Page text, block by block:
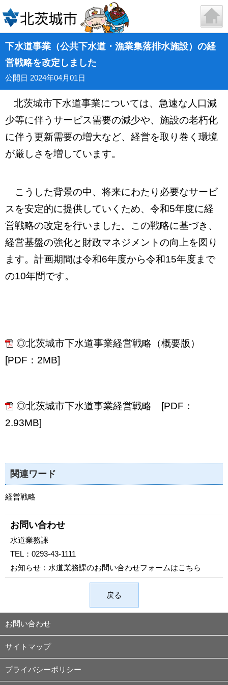
下水道事業（公共下水道・漁業集落排水施設）の経
営戦略を改定しました
公開日 2024年04月01日
北茨城市下水道事業については、急速な人口減
少等に伴うサービス需要の減少や、施設の老朽化
に伴う更新需要の増大など、経営を取り巻く環境
が厳しさを増しています。
こうした背景の中、将来にわたり必要なサービ
スを安定的に提供していくため、令和5年度に経
営戦略の改定を行いました。この戦略に基づき、
経営基盤の強化と財政マネジメントの向上を図り
ます。計画期間は令和6年度から令和15年度まで
の10年間です。
◎北茨城市下水道事業経営戦略（概要版）
[PDF：2MB]
◎北茨城市下水道事業経営戦略 [PDF：
2.93MB]
関連ワード
経営戦略
お問い合わせ
水道業務課
TEL： 0293-43-1111
お知らせ： 水道業務課のお問い合わせフォームはこちら
戻る
お問い合わせ
サイトマップ
プライバシーポリシー